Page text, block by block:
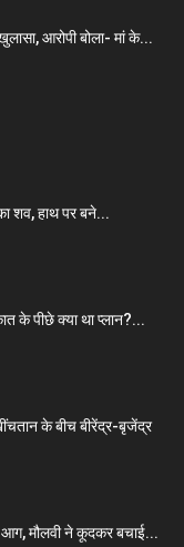
आरोपी बोला- मां के...
शव, हाथ पर बने...
के पीछे क्या था प्लान?...
के बीच बीरेंद्र-बृजेंद्र
मौलवी ने कूदकर बचाई...